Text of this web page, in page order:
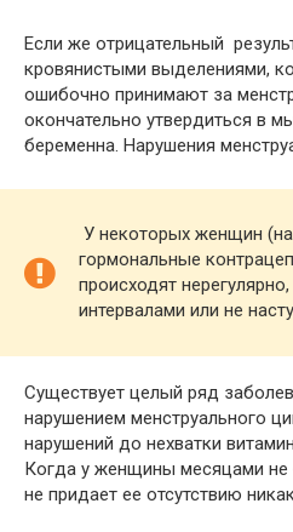
Если же отрицательный
кровянистыми выделениями,
ошибочно принимают за
окончательно утвердиться в
беременна. Нарушения
У некоторых женщин
гормональные
происходят
интервалами или не
Существует целый ряд
нарушением менструального
нарушений до нехватки
Когда у женщины месяцами не
не придает ее отсутствию